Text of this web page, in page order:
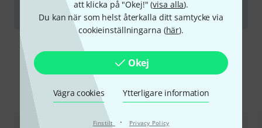
att klicka på "Okej!" (visa alla).
Du kan när som helst återkalla ditt samtycke via
cookieinställningarna (här).
Okej
Vägra cookies Ytterligare information
Finstilt · Privacy Policy
Bows for String Instruments
Jämför alternativ